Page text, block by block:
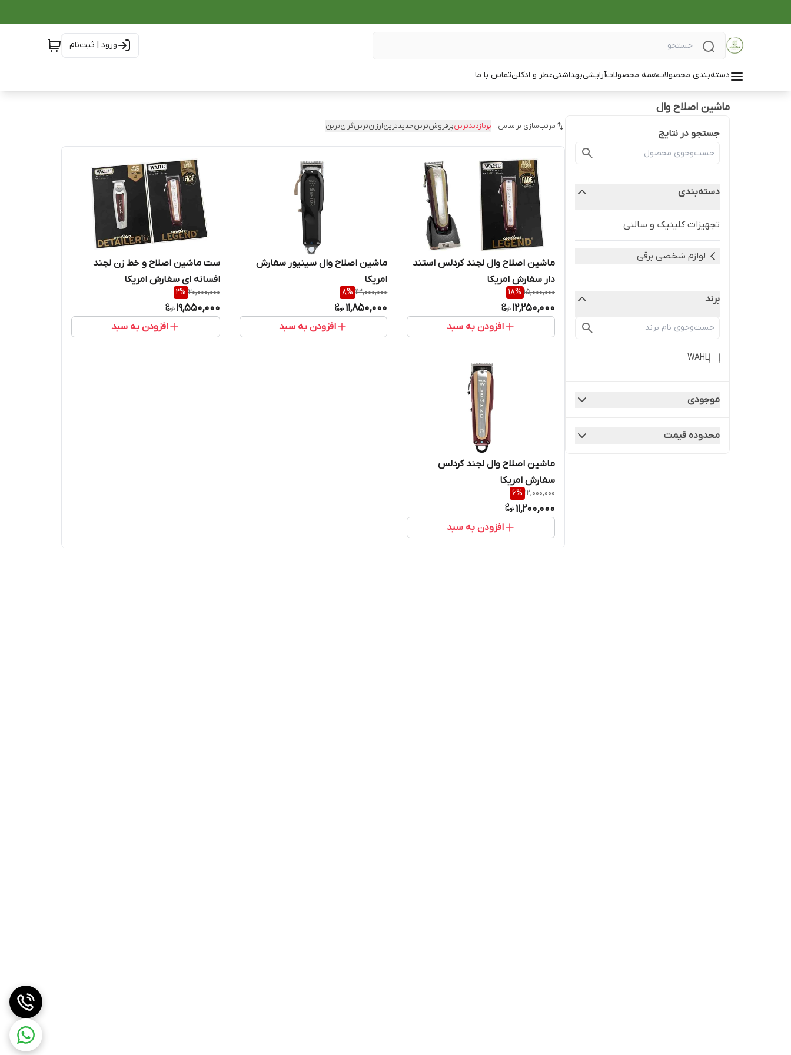
ورود | ثبت‌نام
دسته‌بندی محصولاتهمه محصولاتآرایشیبهداشتیعطر و ادکلنتماس با ما
ماشین اصلاح وال
جستجو در نتایج
دسته‌بندی
تجهیزات کلینیک و سالنی
لوازم شخصی برقی
برند
WAHL
موجودی
محدوده قیمت
مرتب‌سازی براساس: پربازدیدترینپرفروش‌ترینجدیدترینارزان‌ترینگران‌ترین
ماشین اصلاح وال لجند کردلس استند
دار سفارش امریکا
15,000,000
18%
12,250,000
افزودن به سبد
ماشین اصلاح وال سینیور سفارش
امریکا
13,000,000
8%
11,850,000
افزودن به سبد
ست ماشین اصلاح و خط زن لجند
افسانه ای سفارش امریکا
20,000,000
2%
19,550,000
افزودن به سبد
ماشین اصلاح وال لجند کردلس
سفارش امریکا
12,000,000
6%
11,200,000
افزودن به سبد